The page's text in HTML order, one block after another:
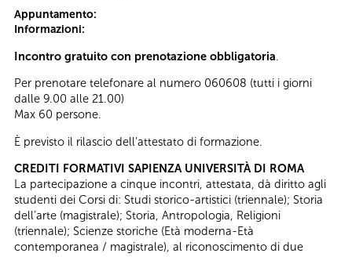
Appuntamento:
Informazioni:
Incontro gratuito con prenotazione obbligatoria.
Per prenotare telefonare al numero 060608 (tutti i giorni
dalle 9.00 alle 21.00)
Max 60 persone.
È previsto il rilascio dell’attestato di formazione.
CREDITI FORMATIVI SAPIENZA UNIVERSITÀ DI ROMA
La partecipazione a cinque incontri, attestata, dà diritto agli
studenti dei Corsi di: Studi storico-artistici (triennale); Storia
dell’arte (magistrale); Storia, Antropologia, Religioni
(triennale); Scienze storiche (Età moderna-Età
contemporanea / magistrale), al riconoscimento di due